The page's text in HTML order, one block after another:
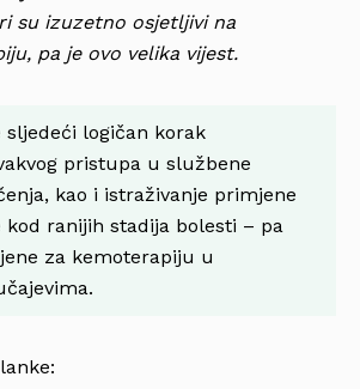
su izuzetno osjetljivi na
pa je ovo velika vijest.
sljedeći logičan korak
pristupa u službene
kao i istraživanje primjene
ranijih stadija bolesti – pa
za kemoterapiju u